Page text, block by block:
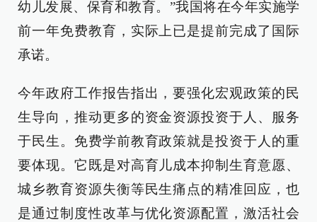
幼儿发展、保育和教育。”我国将在今年实施学
前一年免费教育，实际上已是提前完成了国际
承诺。
今年政府工作报告指出，要强化宏观政策的民
生导向，推动更多的资金资源投资于人、服务
于民生。免费学前教育政策就是投资于人的重
要体现。它既是对高育儿成本抑制生育意愿、
城乡教育资源失衡等民生痛点的精准回应，也
是通过制度性改革与优化资源配置，激活社会